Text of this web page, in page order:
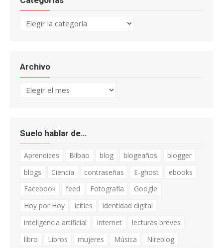
Categorías
Archivo
Archivo
Suelo hablar de…
Aprendices Bilbao blog blogeaños
blogger
blogs
Ciencia contraseñas E-ghost
ebooks
Facebook
feed Fotografía
Google
Hoy por Hoy
icities
identidad digital
inteligencia artificial
Internet
lecturas breves
libro
Libros mujeres Música
Nireblog